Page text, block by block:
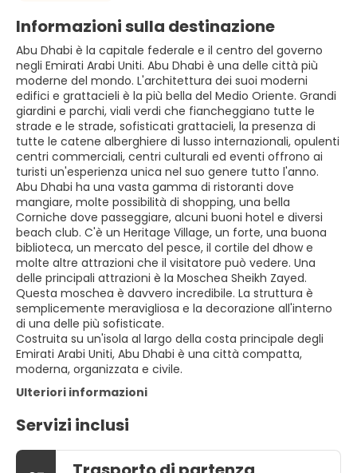
Informazioni sulla destinazione
Abu Dhabi è la capitale federale e il centro del governo
negli Emirati Arabi Uniti. Abu Dhabi è una delle città più
moderne del mondo. L'architettura dei suoi moderni
edifici e grattacieli è la più bella del Medio Oriente. Grandi
giardini e parchi, viali verdi che fiancheggiano tutte le
strade e le strade, sofisticati grattacieli, la presenza di
tutte le catene alberghiere di lusso internazionali, opulenti
centri commerciali, centri culturali ed eventi offrono ai
turisti un'esperienza unica nel suo genere tutto l'anno.
Abu Dhabi ha una vasta gamma di ristoranti dove
mangiare, molte possibilità di shopping, una bella
Corniche dove passeggiare, alcuni buoni hotel e diversi
beach club. C'è un Heritage Village, un forte, una buona
biblioteca, un mercato del pesce, il cortile del dhow e
molte altre attrazioni che il visitatore può vedere. Una
delle principali attrazioni è la Moschea Sheikh Zayed.
Questa moschea è davvero incredibile. La struttura è
semplicemente meravigliosa e la decorazione all'interno
di una delle più sofisticate.
Costruita su un'isola al largo della costa principale degli
Emirati Arabi Uniti, Abu Dhabi è una città compatta,
moderna, organizzata e civile.
Ulteriori informazioni
Servizi inclusi